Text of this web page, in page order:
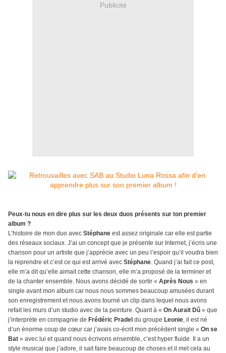
Publicité
Peux-tu nous en dire plus sur les deux duos présents sur ton premier
album ?
L’histoire de mon duo avec Stéphane est assez originale car elle est partie
des réseaux sociaux. J’ai un concept que je présente sur Internet, j’écris une
chanson pour un artiste que j’apprécie avec un peu l’espoir qu’il voudra bien
la reprendre et c’est ce qui est arrivé avec Stéphane. Quand j’ai fait ce post,
elle m’a dit qu’elle aimait cette chanson, elle m’a proposé de la terminer et
de la chanter ensemble. Nous avons décidé de sortir « Après Nous » en
single avant mon album car nous nous sommes beaucoup amusées durant
son enregistrement et nous avons tourné un clip dans lequel nous avons
refait les murs d’un studio avec de la peinture. Quant à « On Aurait Dû » que
j’interprète en compagnie de Frédéric Pradel du groupe Leonie, il est né
d’un énorme coup de cœur car j’avais co-écrit mon précédent single « On se
Bat » avec lui et quand nous écrivons ensemble, c’est hyper fluide. Il a un
style musical que j’adore, il sait faire beaucoup de choses et il met cela au